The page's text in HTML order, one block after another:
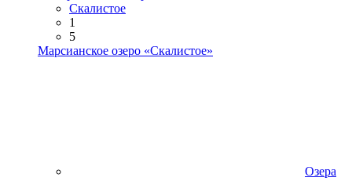
Скалистое
1
5
Марсианское озеро «Скалистое»
Озера